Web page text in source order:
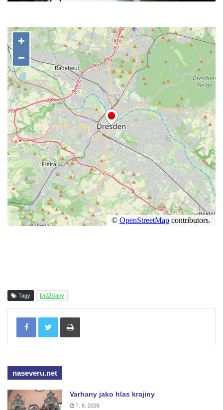
Tagy Drážďany
Tisknout
naseveru.net
Varhany jako hlas krajiny
7. 8. 2026